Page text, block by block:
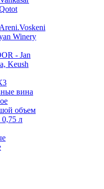
Winery
- Jan
Keush
вина
объем
л